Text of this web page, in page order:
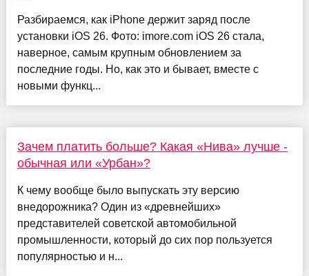
Разбираемся, как iPhone держит заряд после
установки iOS 26. Фото: imore.com iOS 26 стала,
наверное, самым крупным обновлением за
последние годы. Но, как это и бывает, вместе с
новыми функц...
Зачем платить больше? Какая «Нива» лучше -
обычная или «Урбан»?
К чему вообще было выпускать эту версию
внедорожника? Один из «древнейших»
представителей советской автомобильной
промышленности, который до сих пор пользуется
популярностью и н...